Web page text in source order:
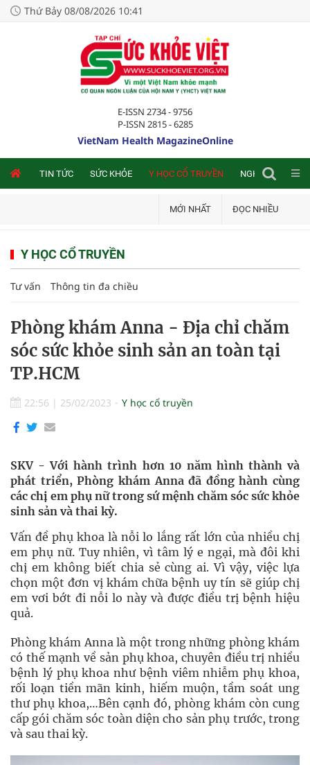
Thứ Bảy 08/08/2026 10:41
E-ISSN 2734 - 9756
P-ISSN 2815 - 6285
VietNam Health MagazineOnline
TIN TỨC SỨC KHỎE Y HỌC CỔ TRUYỀN NGHIÊN CỨU
MỚI NHẤT ĐỌC NHIỀU
Y HỌC CỔ TRUYỀN
Tư vấn Thông tin đa chiều
Phòng khám Anna - Địa chỉ chăm
sóc sức khỏe sinh sản an toàn tại
TP.HCM
22:56 | 25/02/2023 Y học cổ truyền
SKV - Với hành trình hơn 10 năm hình thành và
phát triển, Phòng khám Anna đã đồng hành cùng
các chị em phụ nữ trong sứ mệnh chăm sóc sức khỏe
sinh sản và thai kỳ.
Vấn đề phụ khoa là nỗi lo lắng rất lớn của nhiều chị
em phụ nữ. Tuy nhiên, vì tâm lý e ngại, mà đôi khi
chị em không biết chia sẻ cùng ai. Vì vậy, việc lựa
chọn một đơn vị khám chữa bệnh uy tín sẽ giúp chị
em vơi bớt đi nỗi lo này và được điều trị bệnh hiệu
quả.
Phòng khám Anna là một trong những phòng khám
có thế mạnh về sản phụ khoa, chuyên điều trị nhiều
bệnh lý phụ khoa như bệnh viêm nhiễm phụ khoa,
rối loạn tiền mãn kinh, hiếm muộn, tầm soát ung
thư phụ khoa,…Bên cạnh đó, phòng khám còn cung
cấp gói chăm sóc toàn diện cho sản phụ trước, trong
và sau thai kỳ.